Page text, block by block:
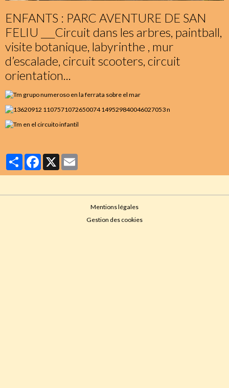
ENFANTS : PARC AVENTURE DE SAN
FELIU ___Circuit dans les arbres, paintball,
visite botanique, labyrinthe , mur
d’escalade, circuit scooters, circuit
orientation...
PartagerFacebook
X
Mentions légales
Gestion des cookies